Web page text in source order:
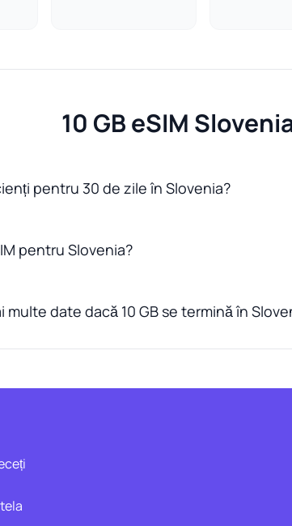
10 GB eSIM
pentru 30 de zile în Slovenia?
pentru Slovenia?
multe date dacă 10 GB se termină în